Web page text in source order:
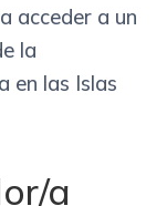
acceder a un
la
en las Islas
a